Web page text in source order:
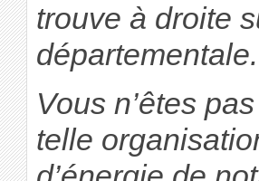
trouve à droite
départementale.
Vous n’êtes
telle